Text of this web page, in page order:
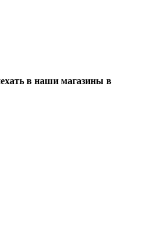
в наши магазины в